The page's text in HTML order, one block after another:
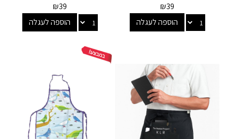
₪39
הוספה לעגלה
₪39
הוספה לעגלה